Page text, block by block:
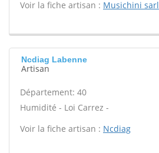
Voir la fiche artisan : Musichini sarl
Ncdiag Labenne
Artisan
Département: 40
Humidité - Loi Carrez -
Voir la fiche artisan : Ncdiag